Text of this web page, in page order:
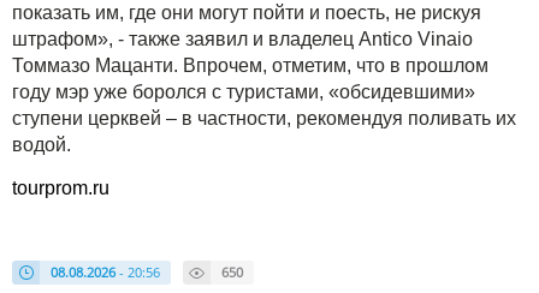
показать им, где они могут пойти и поесть, не рискуя
штрафом», - также заявил и владелец Antico Vinaio
Томмазо Мацанти. Впрочем, отметим, что в прошлом
году мэр уже боролся с туристами, «обсидевшими»
ступени церквей – в частности, рекомендуя поливать их
водой.
tourprom.ru
08.08.2026- 20:56 650